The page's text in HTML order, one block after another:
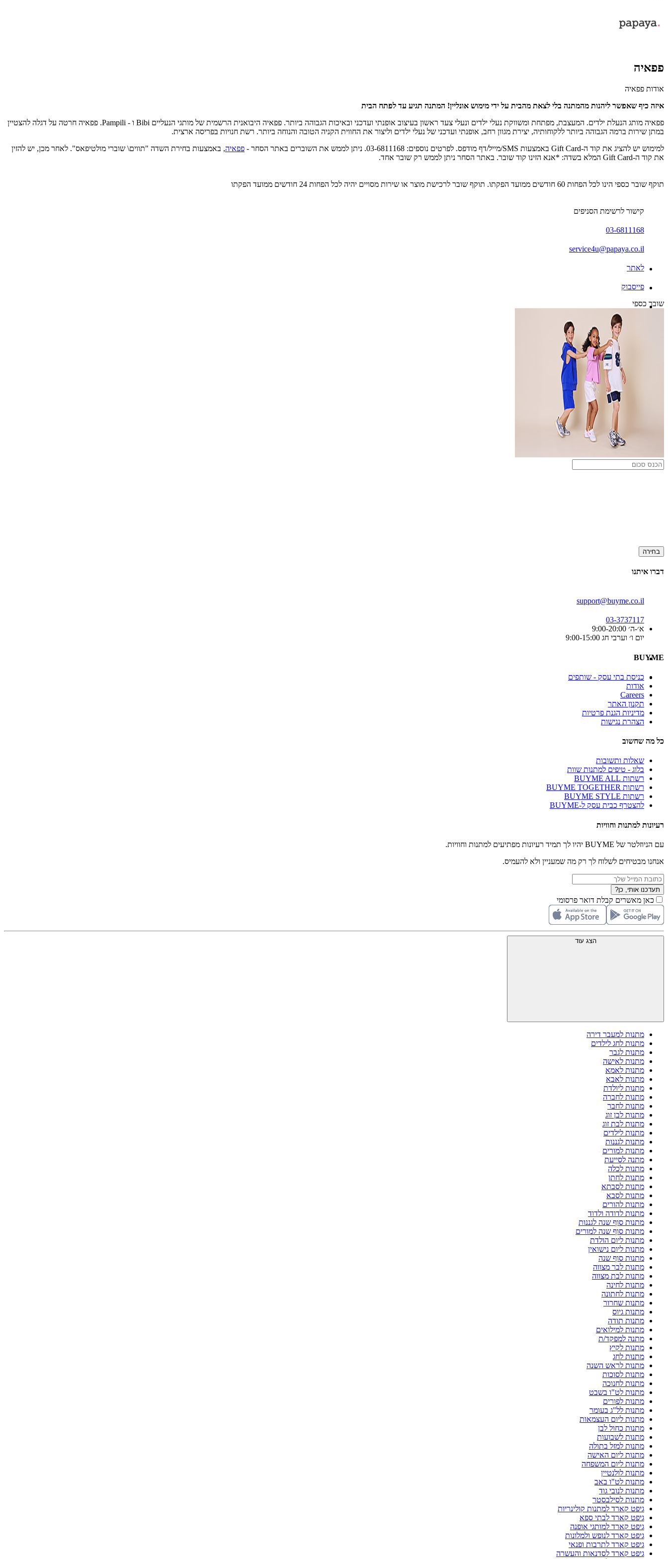
פפאיה
אודות פפאיה
איזה כיף שאפשר ליהנות מהמתנה בלי לצאת מהבית על ידי מימוש אונליין! המתנה תגיע עד לפתח הבית
פפאיה מותג הנעלת ילדים. המעצבת, מפתחת ומשווקת נעלי ילדים ונעלי צעד ראשון בעיצוב אופנתי ועדכני ובאיכות הגבוהה ביותר. פפאיה היבואנית הרשמית של מותגי הנעליים
Bibi ו - Pampili. פפאיה חרטה על דגלה להצטיין
במתן שירות ברמה הגבוהה ביותר ללקוחותיה, יצירת מגוון רחב, אופנתי ועדכני של נעלי ילדים וליצור את החווית הקניה הטובה והנוחה ביותר. רשת חנויות בפריסה ארצית.
למימוש יש להציג את קוד ה-Gift Card באמצעות SMS/מייל/דף מודפס. לפרטים נוספים: 03-6811168. ניתן לממש את השוברים באתר הסחר -
פפאיה, באמצעות בחירת השדה "תווים\ שוברי מולטיפאס". לאחר מכן, יש להזין
את קוד ה-Gift Card המלא בשדה: *אנא הזינו קוד שובר. באתר הסחר ניתן לממש רק שובר אחד.
תוקף שובר כספי הינו לכל הפחות 60 חודשים ממועד הפקתו. תוקף שובר לרכישת מוצר או שירות מסויים יהיה לכל הפחות 24 חודשים ממועד הפקתו
קישור לרשימת הסניפים
03-6811168
service4u@papaya.co.il
לאתר
פייסבוק
שובר כספי
בחירה
דברו איתנו
support@buyme.co.il
03-3737117
א׳-ה׳ 9:00-20:00
יום ו׳ וערבי חג 9:00-15:00
BUYME
כניסת בתי עסק - שותפים
אודות
Careers
תקנון האתר
מדיניות הגנת פרטיות
הצהרת נגישות
כל מה שחשוב
שאלות ותשובות
בלוג - טיפים למתנות שוות
רשתות BUYME ALL
רשתות BUYME TOGETHER
רשתות BUYME STYLE
להצטרף כבית עסק ל-BUYME
רעיונות למתנות וחוויות
עם הניוזלטר של BUYME יהיו לך תמיד רעיונות מפתיעים למתנות וחוויות.
אנחנו מבטיחים לשלוח לך רק מה שמעניין ולא להעמיס.
תעדכנו אותי, כן?
כאן מאשרים קבלת דואר פרסומי
הצג עוד
מתנות למעבר דירה
מתנות לחג לילדים
מתנות לגבר
מתנות לאישה
מתנות לאמא
מתנות לאבא
מתנות ליולדת
מתנות לחברה
מתנות לחבר
מתנות לבן זוג
מתנות לבת זוג
מתנות לילדים
מתנות לגננות
מתנות למורים
מתנה לסייעת
מתנות לכלה
מתנות לחתן
מתנות לסבתא
מתנות לסבא
מתנות להורים
מתנות לדודה ולדוד
מתנות סוף שנה לגננות
מתנות סוף שנה למורים
מתנות ליום הולדת
מתנות ליום נישואין
מתנות סוף שנה
מתנות לבר מצווה
מתנות לבת מצווה
מתנות לחינה
מתנות לחתונה
מתנות שחרור
מתנות גיוס
מתנות תודה
מתנות למילואים
מתנה למפקד/ת
מתנות לקיץ
מתנות לחג
מתנות לראש השנה
מתנות לסוכות
מתנות לחנוכה
מתנות לט"ו בשבט
מתנות לפורים
מתנות לל"ג בעומר
מתנות ליום העצמאות
מתנות כחול לבן
מתנות לשבועות
מתנות למזל בתולה
מתנות ליום האישה
מתנות ליום המשפחה
מתנות לולנטיין
מתנות לט"ו באב
מתנות לנובי גוד
מתנות לסילבסטר
גיפט קארד למתנות קולינריות
גיפט קארד לבתי ספא
גיפט קארד למותגי אופנה
גיפט קארד לנופש ולמלונות
גיפט קארד לתרבות ופנאי
גיפט קארד לסדנאות והעשרה